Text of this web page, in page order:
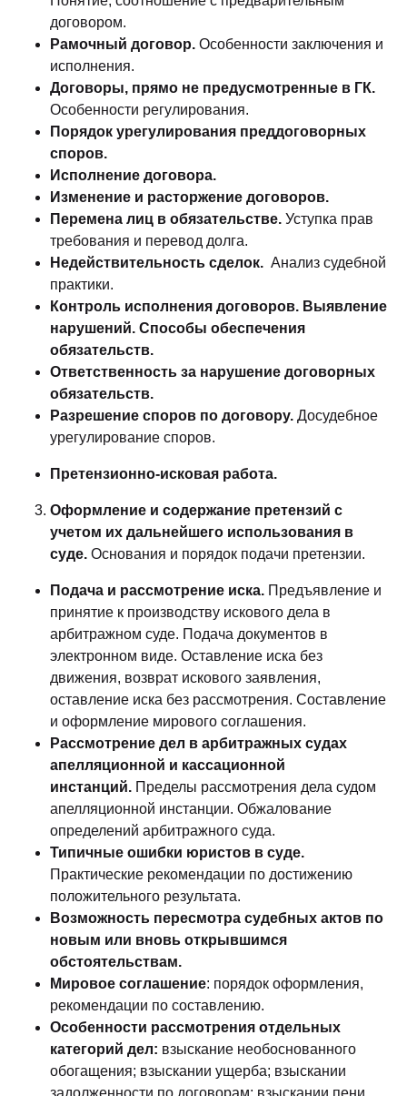
договором.
Рамочный договор. Особенности заключения и
исполнения.
Договоры, прямо не предусмотренные в ГК.
Особенности регулирования.
Порядок урегулирования преддоговорных
споров.
Исполнение договора.
Изменение и расторжение договоров.
Перемена лиц в обязательстве. Уступка прав
требования и перевод долга.
Недействительность сделок. Анализ судебной
практики.
Контроль исполнения договоров. Выявление
нарушений. Способы обеспечения
обязательств.
Ответственность за нарушение договорных
обязательств.
Разрешение споров по договору. Досудебное
урегулирование споров.
Претензионно-исковая работа.
Оформление и содержание претензий с
учетом их дальнейшего использования в
суде. Основания и порядок подачи претензии.
Подача и рассмотрение иска. Предъявление и
принятие к производству искового дела в
арбитражном суде. Подача документов в
электронном виде. Оставление иска без
движения, возврат искового заявления,
оставление иска без рассмотрения. Составление
и оформление мирового соглашения.
Рассмотрение дел в арбитражных судах
апелляционной и кассационной
инстанций. Пределы рассмотрения дела судом
апелляционной инстанции. Обжалование
определений арбитражного суда.
Типичные ошибки юристов в суде.
Практические рекомендации по достижению
положительного результата.
Возможность пересмотра судебных актов по
новым или вновь открывшимся
обстоятельствам.
Мировое соглашение: порядок оформления,
рекомендации по составлению.
Особенности рассмотрения отдельных
категорий дел: взыскание необоснованного
обогащения; взыскании ущерба; взыскании
задолженности по договорам; взыскании пени.